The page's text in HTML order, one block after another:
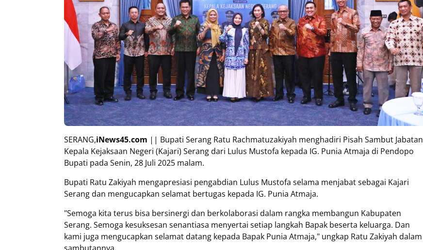
SERANG,iNews45.com || Bupati Serang Ratu Rachmatuzakiyah menghadiri Pisah Sambut Jabatan
Kepala Kejaksaan Negeri (Kajari) Serang dari Lulus Mustofa kepada IG. Punia Atmaja di Pendopo
Bupati pada Senin, 28 Juli 2025 malam.
Bupati Ratu Zakiyah mengapresiasi pengabdian Lulus Mustofa selama menjabat sebagai Kajari
Serang dan mengucapkan selamat bertugas kepada IG. Punia Atmaja.
"Semoga kita terus bisa bersinergi dan berkolaborasi dalam rangka membangun Kabupaten
Serang. Semoga kesuksesan senantiasa menyertai setiap langkah Bapak beserta keluarga. Dan
kami juga mengucapkan selamat datang kepada Bapak Punia Atmaja," ungkap Ratu Zakiyah dalam